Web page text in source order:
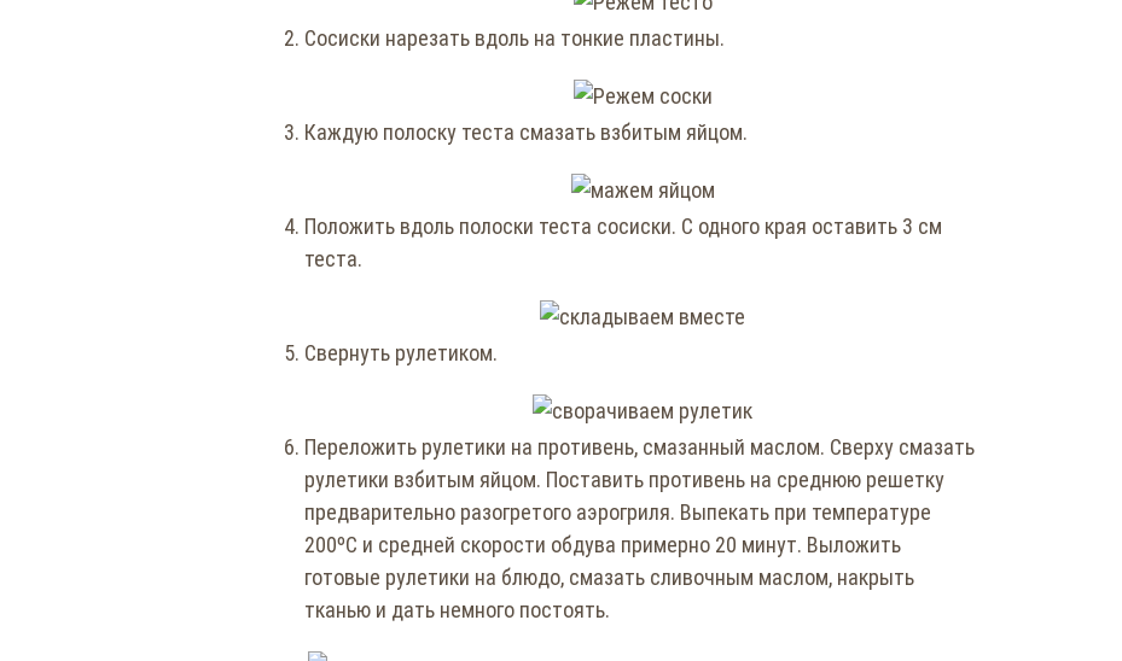
Сосиски нарезать вдоль на тонкие пластины.
Каждую полоску теста смазать взбитым яйцом.
Положить вдоль полоски теста сосиски. С одного края оставить 3 см
теста.
Свернуть рулетиком.
Переложить рулетики на противень, смазанный маслом. Сверху смазать
рулетики взбитым яйцом. Поставить противень на среднюю решетку
предварительно разогретого аэрогриля. Выпекать при температуре
200ºC и средней скорости обдува примерно 20 минут. Выложить
готовые рулетики на блюдо, смазать сливочным маслом, накрыть
тканью и дать немного постоять.